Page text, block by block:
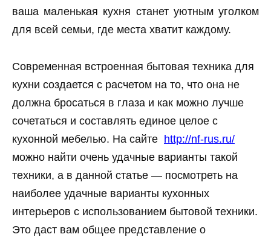
ваша маленькая кухня станет уютным уголком
для всей семьи, где места хватит каждому.
Современная встроенная бытовая техника для
кухни создается с расчетом на то, что она не
должна бросаться в глаза и как можно лучше
сочетаться и составлять единое целое с
кухонной мебелью. На сайте http://nf-rus.ru/
можно найти очень удачные варианты такой
техники, а в данной статье — посмотреть на
наиболее удачные варианты кухонных
интерьеров с использованием бытовой техники.
Это даст вам общее представление о